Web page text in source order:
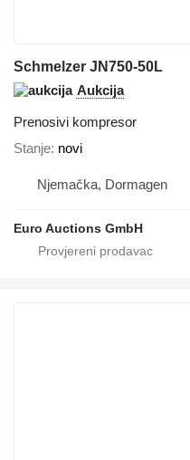
Schmelzer JN750-50L
Aukcija
Prenosivi kompresor
Stanje novi
Njemačka, Dormagen
Euro Auctions GmbH